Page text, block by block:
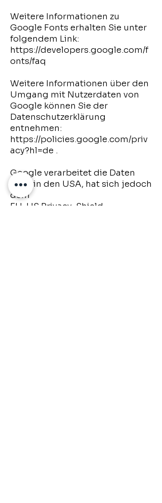
Weitere Informationen zu
Google Fonts erhalten Sie unter
folgendem Link:
https://developers.google.com/f
onts/faq
Weitere Informationen über den
Umgang mit Nutzerdaten von
Google können Sie der
Datenschutzerklärung
entnehmen:
https://policies.google.com/priv
acy?hl=de .
Google verarbeitet die Daten
auch in den USA, hat sich jedoch
dem
EU-US Privacy-Shield